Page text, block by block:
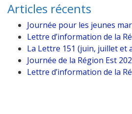
Articles récents
Journée pour les jeunes
Lettre d’information de la
La Lettre 151 (juin, juillet et
Journée de la Région Est
Lettre d’information de la